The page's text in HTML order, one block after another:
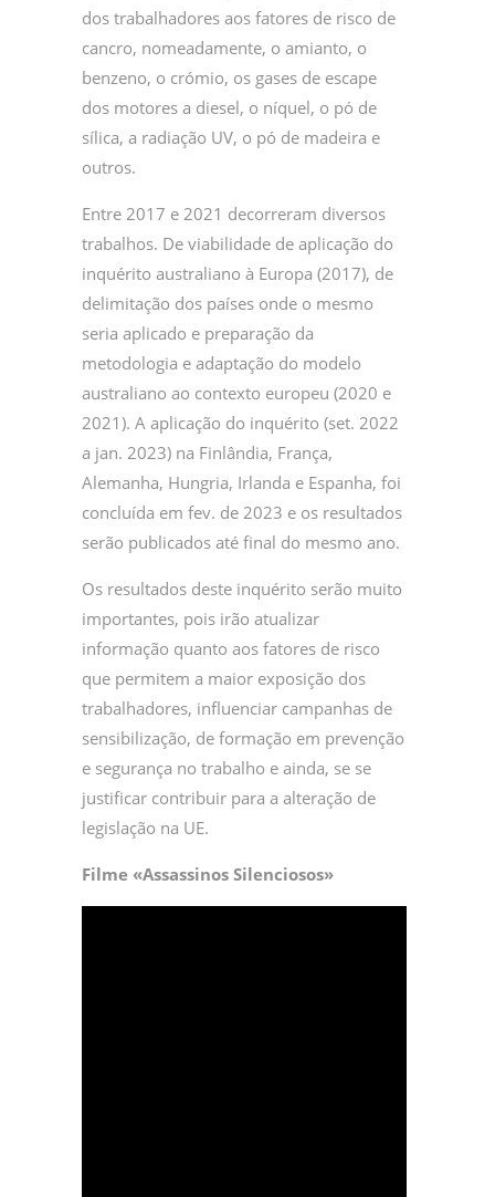
dos trabalhadores aos fatores de risco de
cancro, nomeadamente, o amianto, o
benzeno, o crómio, os gases de escape
dos motores a diesel, o níquel, o pó de
sílica, a radiação UV, o pó de madeira e
outros.
Entre 2017 e 2021 decorreram diversos
trabalhos. De viabilidade de aplicação do
inquérito australiano à Europa (2017), de
delimitação dos países onde o mesmo
seria aplicado e preparação da
metodologia e adaptação do modelo
australiano ao contexto europeu (2020 e
2021). A aplicação do inquérito (set. 2022
a jan. 2023) na Finlândia, França,
Alemanha, Hungria, Irlanda e Espanha, foi
concluída em fev. de 2023 e os resultados
serão publicados até final do mesmo ano.
Os resultados deste inquérito serão muito
importantes, pois irão atualizar
informação quanto aos fatores de risco
que permitem a maior exposição dos
trabalhadores, influenciar campanhas de
sensibilização, de formação em prevenção
e segurança no trabalho e ainda, se se
justificar contribuir para a alteração de
legislação na UE.
Filme «Assassinos Silenciosos»